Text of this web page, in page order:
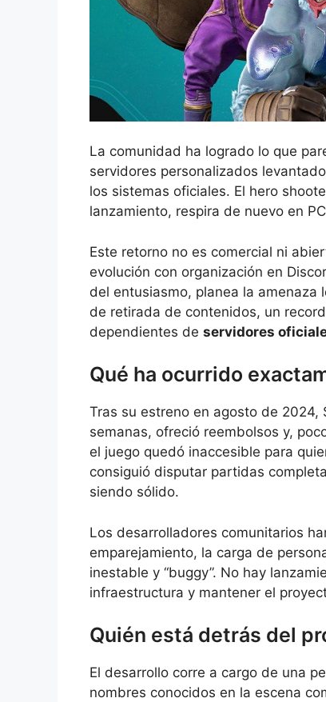
La comunidad ha logrado lo que
servidores personalizados
los sistemas oficiales. El hero
lanzamiento, respira de nuevo en
Este retorno no es comercial ni
evolución con organización en
del entusiasmo, planea la amenaza
de retirada de contenidos, un
dependientes de servidores
Qué ha ocurrido
Tras su estreno en agosto de
semanas, ofreció reembolsos y,
el juego quedó inaccesible para
consiguió disputar partidas
siendo sólido.
Los desarrolladores comunitarios
emparejamiento, la carga de
inestable y “buggy”. No hay
infraestructura y mantener el
Quién está detrás del
El desarrollo corre a cargo de una
nombres conocidos en la escena